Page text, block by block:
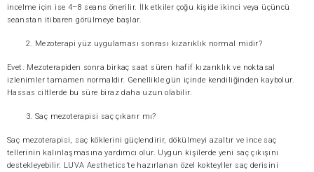
incelme için ise 4–8 seans önerilir. İlk etkiler çoğu kişide ikinci veya üçüncü
seanstan itibaren görülmeye başlar.
Mezoterapi yüz uygulaması sonrası kızarıklık normal midir?
Evet. Mezoterapiden sonra birkaç saat süren hafif kızarıklık ve noktasal
izlenimler tamamen normaldir. Genellikle gün içinde kendiliğinden kaybolur.
Hassas ciltlerde bu süre biraz daha uzun olabilir.
Saç mezoterapisi saç çıkarır mı?
Saç mezoterapisi, saç köklerini güçlendirir, dökülmeyi azaltır ve ince saç
tellerinin kalınlaşmasına yardımcı olur. Uygun kişilerde yeni saç çıkışını
destekleyebilir. LUVA Aesthetics’te hazırlanan özel kokteyller saç derisini